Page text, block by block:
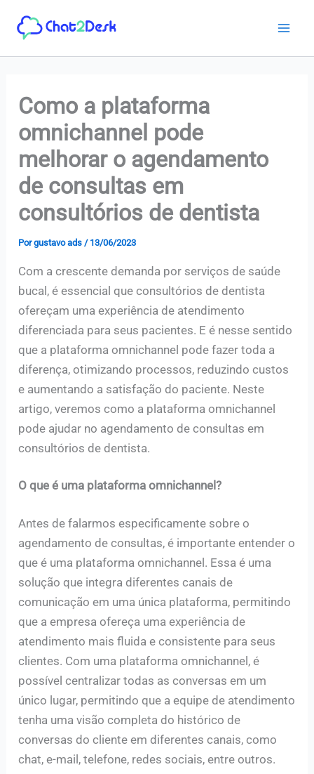
para
Como a plataforma
omnichannel pode
melhorar o agendamento
de consultas em
consultórios de dentista
Porgustavo ads / 13/06/2023
Com a crescente demanda por serviços de saúde
bucal, é essencial que consultórios de dentista
ofereçam uma experiência de atendimento
diferenciada para seus pacientes. E é nesse sentido
que a plataforma omnichannel pode fazer toda a
diferença, otimizando processos, reduzindo custos
e aumentando a satisfação do paciente. Neste
artigo, veremos como a plataforma omnichannel
pode ajudar no agendamento de consultas em
consultórios de dentista.
O que é uma plataforma omnichannel?
Antes de falarmos especificamente sobre o
agendamento de consultas, é importante entender o
que é uma plataforma omnichannel. Essa é uma
solução que integra diferentes canais de
comunicação em uma única plataforma, permitindo
que a empresa ofereça uma experiência de
atendimento mais fluida e consistente para seus
clientes. Com uma plataforma omnichannel, é
possível centralizar todas as conversas em um
único lugar, permitindo que a equipe de atendimento
tenha uma visão completa do histórico de
conversas do cliente em diferentes canais, como
chat, e-mail, telefone, redes sociais, entre outros.